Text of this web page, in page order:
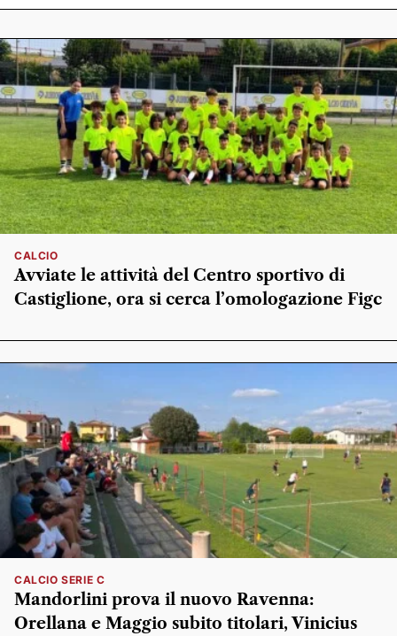
CALCIO
Avviate le attività del Centro sportivo di
Castiglione, ora si cerca l’omologazione Figc
CALCIO SERIE C
Mandorlini prova il nuovo Ravenna:
Orellana e Maggio subito titolari, Vinicius